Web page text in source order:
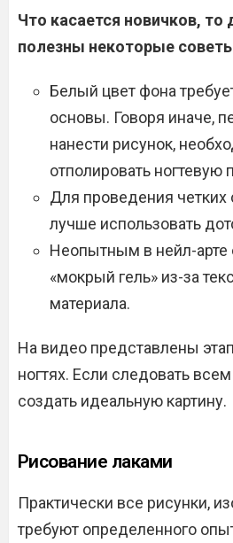
Что касается новичков, то
полезны некоторые
Белый цвет фона
основы. Говоря иначе,
нанести рисунок,
отполировать ногтевую
Для проведения четких
лучше использовать
Неопытным в нейл-арте
«мокрый гель» из-за
материала.
На видео представлены
ногтях. Если следовать
создать идеальную картину.
Рисование лаками
Практически все рисунки,
требуют определенного